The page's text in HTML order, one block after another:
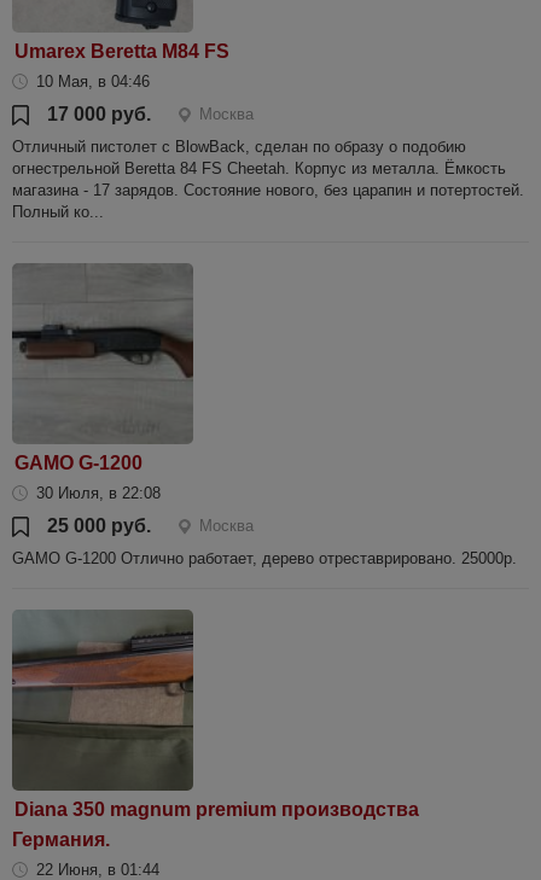
Umarex Beretta M84 FS
10 Мая, в 04:46
17 000 руб.
Москва
Отличный пистолет с BlowBack, сделан по образу о подобию
огнестрельной Beretta 84 FS Cheetah. Корпус из металла. Ёмкость
магазина - 17 зарядов. Состояние нового, без царапин и потертостей.
Полный ко...
GAMO G-1200
30 Июля, в 22:08
25 000 руб.
Москва
GAMO G-1200 Отлично работает, дерево отреставрировано. 25000р.
Diana 350 magnum premium производства
Германия.
22 Июня, в 01:44